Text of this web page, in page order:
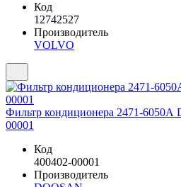
Код
12742527
Производитель
VOLVO
Фильтр кондиционера 2471-6050А
00001
Код
400402-00001
Производитель